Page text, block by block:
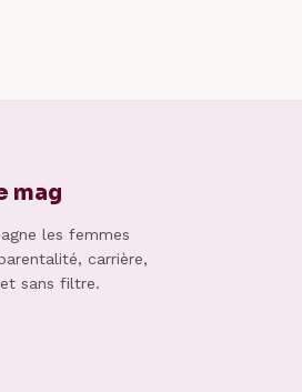
mag
les femmes
carrière,
sans filtre.